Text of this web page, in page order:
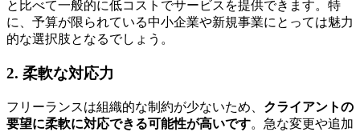
と比べて一般的に低コストでサービスを提供できます。特
に、予算が限られている中小企業や新規事業にとっては魅力
的な選択肢となるでしょう。
2. 柔軟な対応力
フリーランスは組織的な制約が少ないため、 クライアントの
要望に柔軟に対応できる可能性が高いです。急な変更や追加